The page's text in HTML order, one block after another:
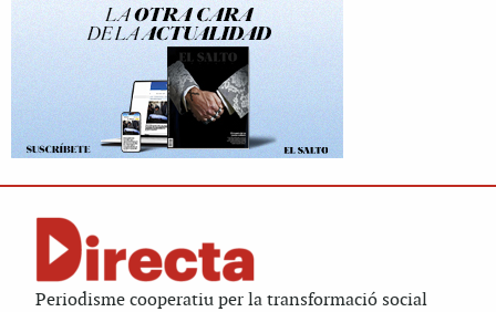
Periodisme cooperatiu per la transformació social